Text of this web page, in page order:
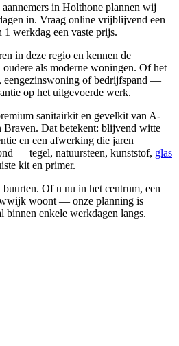
in Holthone plannen wij
in. Vraag online vrijblijvend een
werkdag een vaste prijs.
in deze regio en kennen de
als moderne woningen. Of het
eengezinswoning of bedrijfspand —
op het uitgevoerde werk.
sanitairkit en gevelkit van A-
Braven. Dat betekent: blijvend witte
en een afwerking die jaren
— tegel, natuursteen, kunststof, glas
kit en primer.
Of u nu in het centrum, een
woont — onze planning is
binnen enkele werkdagen langs.